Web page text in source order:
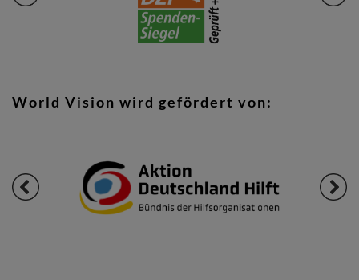
World Vision wird gefördert von: